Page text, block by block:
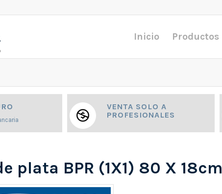
Inicio Productos
VENTA SOLO A
PROFESIONALES
plata BPR (1X1) 80 X 18cm